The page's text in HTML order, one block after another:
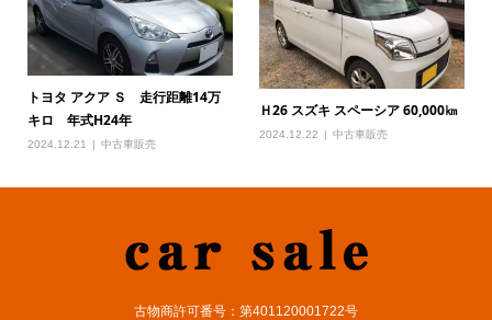
トヨタ アクア Ｓ 走行距離14万
キロ 年式H24年
2024.12.21 中古車販売
Ｈ26 スズキ スペーシア 60,000㎞
2024.12.22 中古車販売
古物商許可番号：第401120001722号